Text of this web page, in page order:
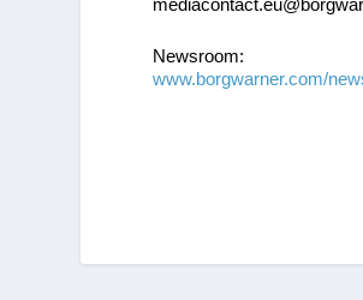
Newsroom:
www.borgwarner.com/